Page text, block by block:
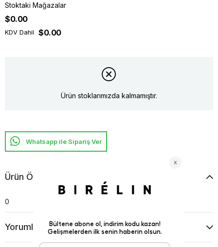
Stoktaki Mağazalar
$0.00
KDV Dahil $0.00
Ürün stoklarımızda kalmamıştır.
Whatsapp ile Sipariş Ver
Ürün Özellikleri
0
Yorumlar (0)